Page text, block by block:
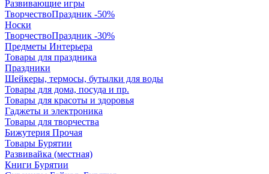
Развивающие игры
ТворчествоПраздник -50%
Носки
ТворчествоПраздник -30%
Предметы Интерьера
Товары для праздника
Праздники
Шейкеры, термосы, бутылки для воды
Товары для дома, посуда и пр.
Товары для красоты и здоровья
Гаджеты и электроника
Товары для творчества
Бижутерия Прочая
Товары Бурятии
Развивайка (местная)
Книги Бурятии